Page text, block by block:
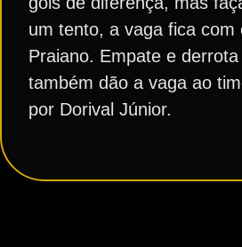
um tento, a vaga fica com
Praiano. Empate e derrota
também dão a vaga ao
por Dorival Júnior.